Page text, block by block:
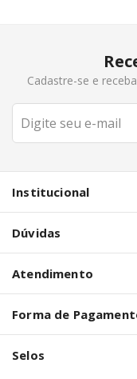
Cadastre-se e
Institucional
Dúvidas
Atendimento
Forma de
Selos